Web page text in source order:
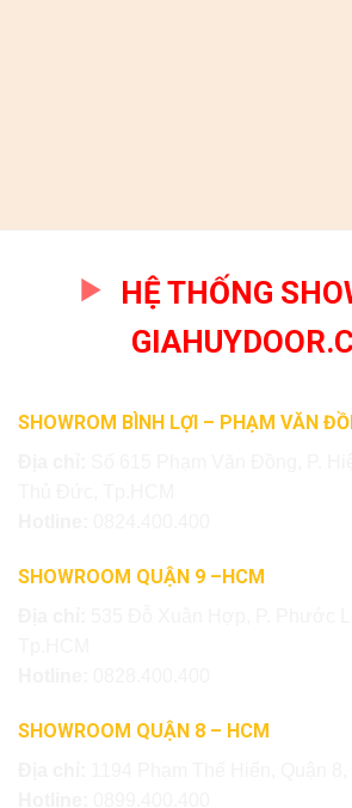
HỆ THỐNG
SHOWROM BÌNH LỢI – PHẠM VĂN
SHOWROOM QUẬN 9 –HCM
SHOWROOM QUẬN 8 – HCM